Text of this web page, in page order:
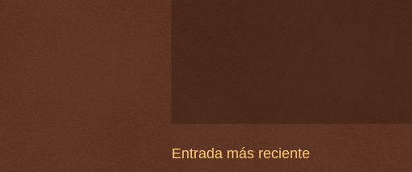
Entrada más reciente